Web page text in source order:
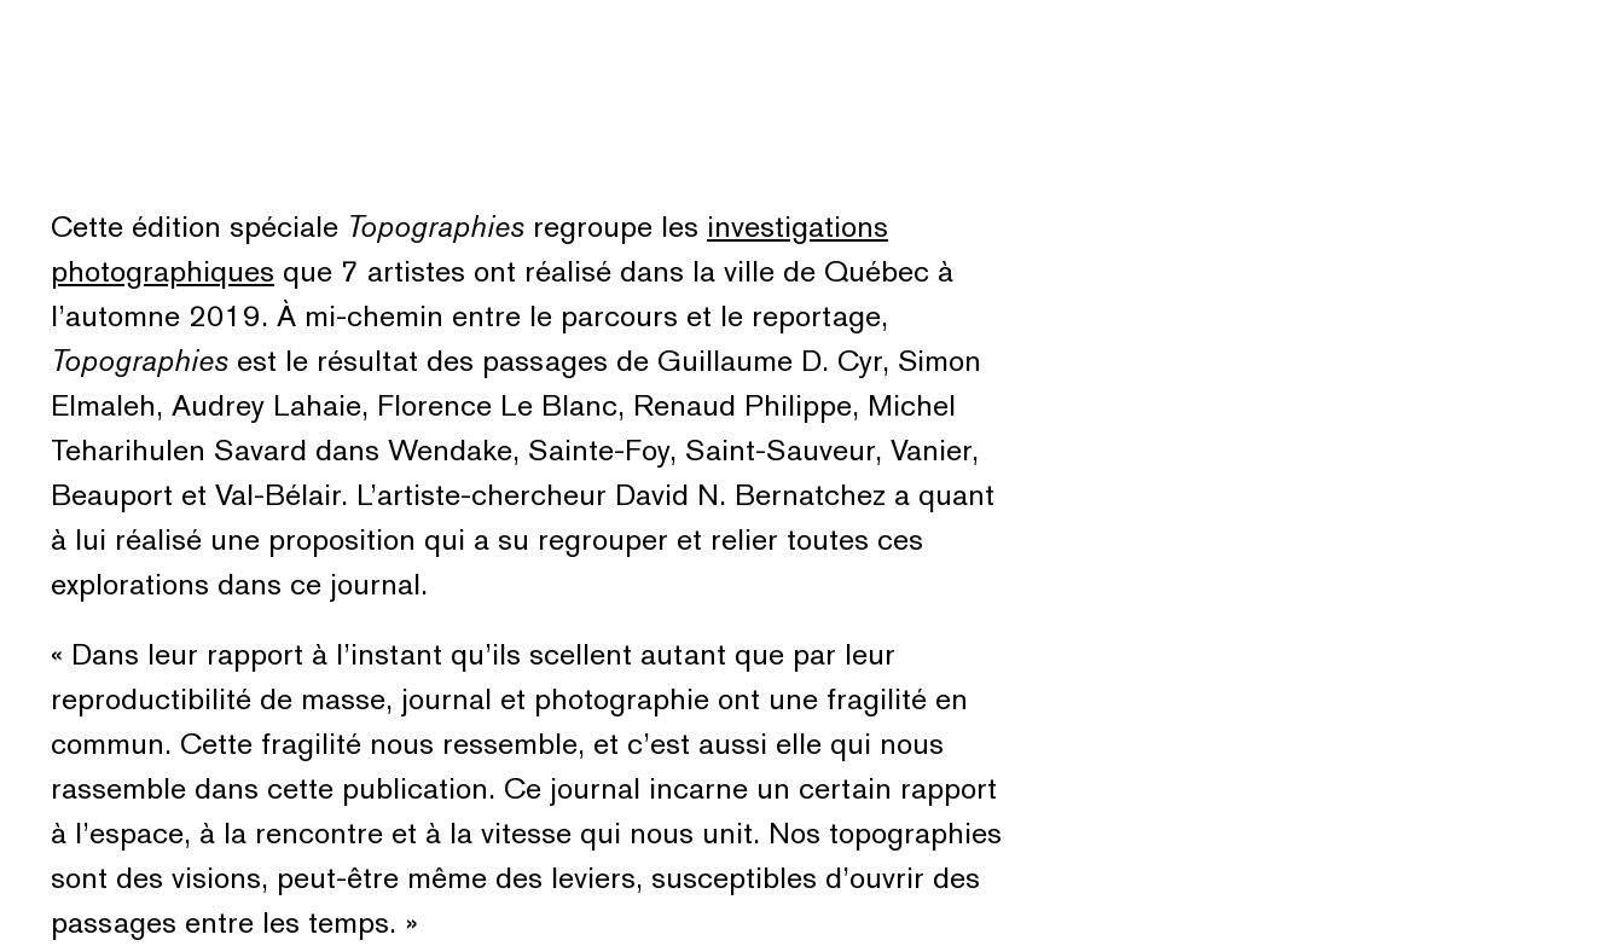
Cette édition spéciale Topographies regroupe les investigations
photographiques que 7 artistes ont réalisé dans la ville de Québec à
l’automne 2019. À mi-chemin entre le parcours et le reportage,
Topographies est le résultat des passages de Guillaume D. Cyr, Simon
Elmaleh, Audrey Lahaie, Florence Le Blanc, Renaud Philippe, Michel
Teharihulen Savard dans Wendake, Sainte-Foy, Saint-Sauveur, Vanier,
Beauport et Val-Bélair. L’artiste-chercheur David N. Bernatchez a quant
à lui réalisé une proposition qui a su regrouper et relier toutes ces
explorations dans ce journal.
« Dans leur rapport à l’instant qu’ils scellent autant que par leur
reproductibilité de masse, journal et photographie ont une fragilité en
commun. Cette fragilité nous ressemble, et c’est aussi elle qui nous
rassemble dans cette publication. Ce journal incarne un certain rapport
à l’espace, à la rencontre et à la vitesse qui nous unit. Nos topographies
sont des visions, peut-être même des leviers, susceptibles d’ouvrir des
passages entre les temps. »